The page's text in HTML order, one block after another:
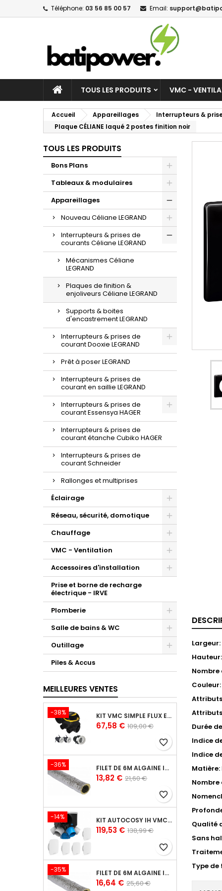
Téléphone: 03 56 85 00 57 Email:
TOUS LES PRODUITS VMC -
Accueil Appareillages Interrupteurs &
Plaque CÉLIANE laqué 2 postes finition noir
TOUS LES PRODUITS
Bons Plans
Tableaux & modulaires
Appareillages
Nouveau Céliane LEGRAND
Interrupteurs & prises de
courants Céliane LEGRAND
Mécanismes Céliane
LEGRAND
Plaques de finition &
enjoliveurs Céliane LEGRAND
Supports & boites
d'encastrement LEGRAND
Interrupteurs & prises de
courant Dooxie LEGRAND
Prêt à poser LEGRAND
Interrupteurs & prises de
courant en saillie LEGRAND
Interrupteurs & prises de
courant Essensya HAGER
Interrupteurs & prises de
courant étanche Cubiko HAGER
Interrupteurs & prises de
courant Schneider
Rallonges et multiprises
Éclairage
Réseau, sécurité, domotique
Chauffage
VMC - Ventilation
Accessoires d'installation
Prise et borne de recharge
électrique - IRVE
Plomberie
Salle de bains & WC
Outillage
Piles & Accus
MEILLEURES VENTES
-38% KIT VMC SIMPLE FLUX EASYHOME AUTORÉGLABLE COMBLES CLASSIC LIVRÉ AVEC 3 GRILLES DE VENTILATION BIP
Prix
67,58 € Prix
109,00 €
favorite_border
-36% FILET DE 6M ALGAINE ISOLÉE DIAMÈTRE 80 MM, CONDUITS SOUPLES PLASTIQUE POUR RÉSEAU DE VENTILATION EN MAISON INDIVIDUELLE
Prix
13,82 € Prix
21,60 €
favorite_border
-14% KIT AUTOCOSY IH VMC AUTORÉGLABLE INTELLIGENTE 6 SANITAIRES (5 BOUCHES LINE)
Prix
119,53 € Prix
138,99 €
favorite_border
-35% FILET DE 6M ALGAINE ISOLÉE DIAMÈTRE 125 MM, CONDUITS SOUPLES PLASTIQUE POUR RÉSEAU DE VENTILATION EN MAISON INDIVIDUELLE
Prix
16,64 € Prix
25,60 €
Hauteur:
Nombre
Attributs
Durée
Indice
Indice
Matière:
Nombre
Qualité
Sans
Type